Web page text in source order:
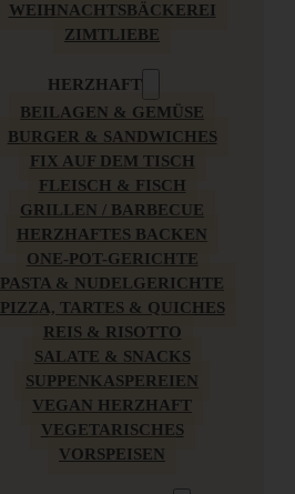
WEIHNACHTSBÄCKEREI
ZIMTLIEBE
HERZHAFT
BEILAGEN & GEMÜSE
BURGER & SANDWICHES
FIX AUF DEM TISCH
FLEISCH & FISCH
GRILLEN / BARBECUE
HERZHAFTES BACKEN
ONE-POT-GERICHTE
PASTA & NUDELGERICHTE
PIZZA, TARTES & QUICHES
REIS & RISOTTO
SALATE & SNACKS
SUPPENKASPEREIEN
VEGAN HERZHAFT
VEGETARISCHES
VORSPEISEN